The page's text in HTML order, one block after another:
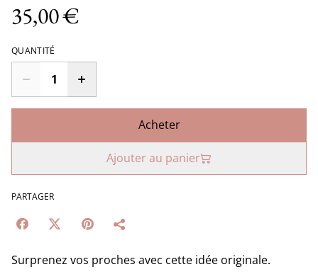
35,00 €
QUANTITÉ
Acheter
Ajouter au panier
PARTAGER
Surprenez vos proches avec cette idée originale.